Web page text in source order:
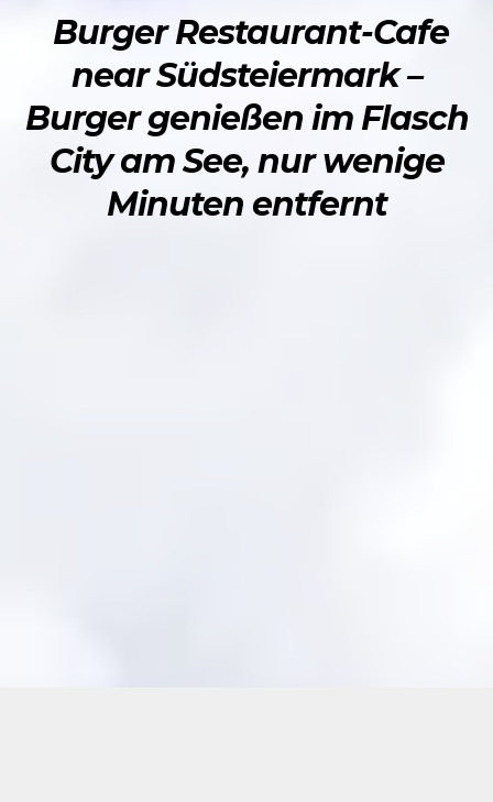
Burger Restaurant-Cafe
near Südsteiermark –
Burger genießen im Flasch
City am See, nur wenige
Minuten entfernt